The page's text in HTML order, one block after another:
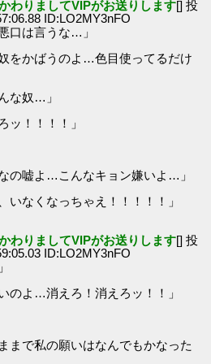
わりましてVIPがお送りします[] 投
ID:LO2MY3nFO
口は言うな…」
をかばうのよ…色目使ってるだけ
な奴…」
ッ！！！！」
の嘘よ…こんなキョン嫌いよ…」
いなくなっちゃえ！！！！！」
わりましてVIPがお送りします[] 投
ID:LO2MY3nFO
のよ…消えろ！消えろッ！！」
まで私の願いはなんでもかなった